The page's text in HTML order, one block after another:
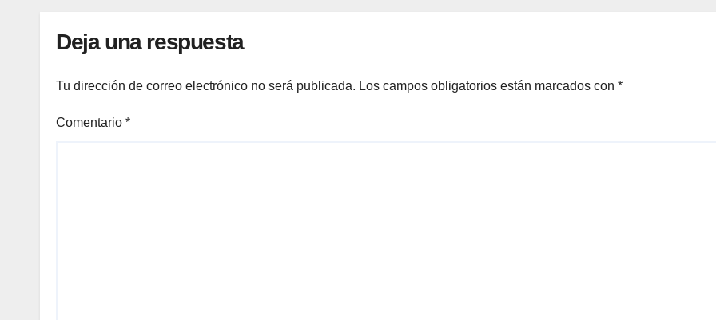
Deja una respuesta
Tu dirección de correo electrónico no será publicada. Los campos obligatorios están marcados con *
Comentario *